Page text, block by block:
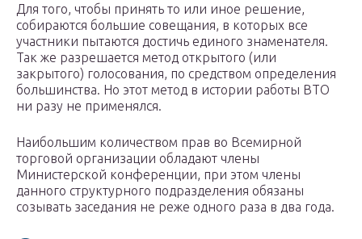
Для того, чтобы принять то или иное решение,
собираются большие совещания, в которых все
участники пытаются достичь единого знаменателя.
Так же разрешается метод открытого (или
закрытого) голосования, по средством определения
большинства. Но этот метод в истории работы ВТО
ни разу не применялся.
Наибольшим количеством прав во Всемирной
торговой организации обладают члены
Министерской конференции, при этом члены
данного структурного подразделения обязаны
созывать заседания не реже одного раза в два года.